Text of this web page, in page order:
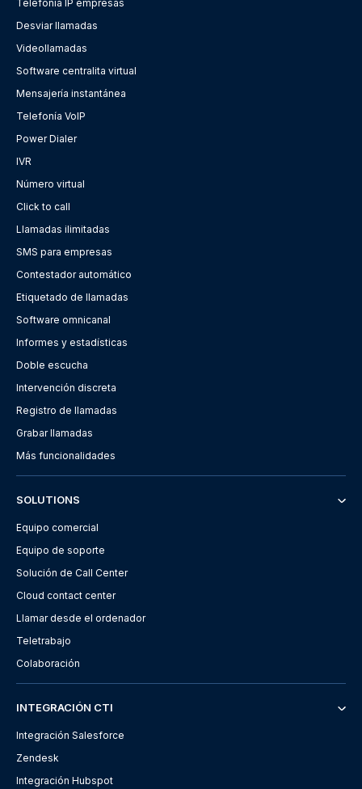
Telefonia IP empresas
Desviar llamadas
Videollamadas
Software centralita virtual
Mensajería instantánea
Telefonía VoIP
Power Dialer
IVR
Número virtual
Click to call
Llamadas ilimitadas
SMS para empresas
Contestador automático
Etiquetado de llamadas
Software omnicanal
Informes y estadísticas
Doble escucha
Intervención discreta
Registro de llamadas
Grabar llamadas
Más funcionalidades
SOLUTIONS
Equipo comercial
Equipo de soporte
Solución de Call Center
Cloud contact center
Llamar desde el ordenador
Teletrabajo
Colaboración
INTEGRACIÓN CTI
Integración Salesforce
Zendesk
Integración Hubspot